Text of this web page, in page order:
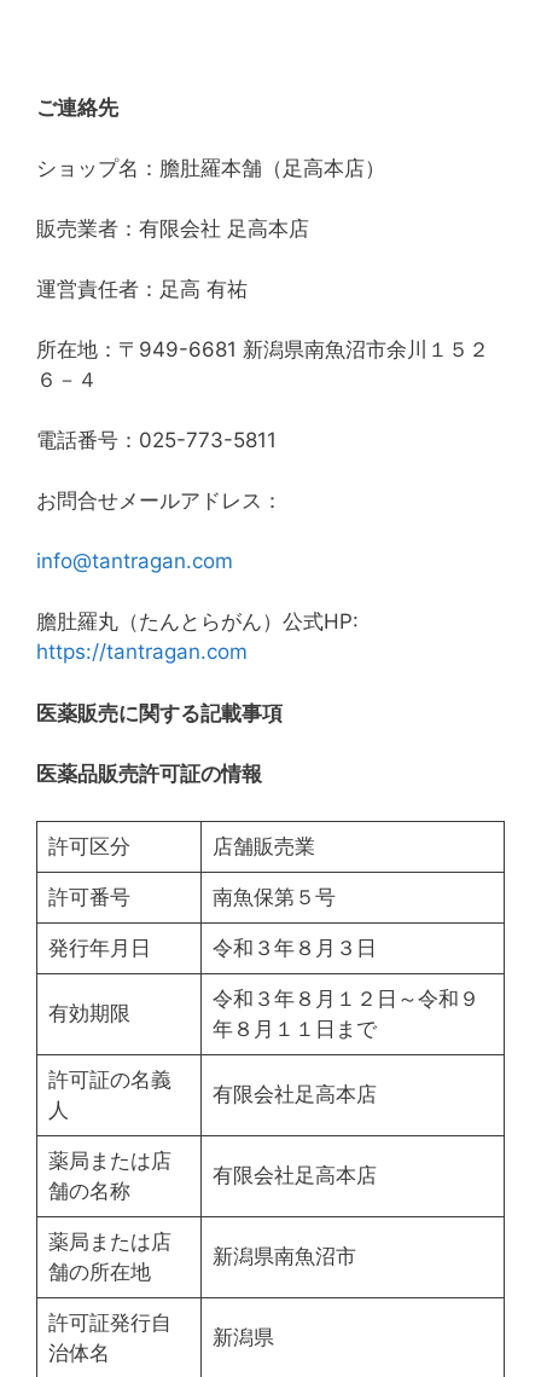
ご連絡先
ショップ名：膽肚羅本舗（足高本店）
販売業者：有限会社 足高本店
運営責任者：足高 有祐
所在地：〒949-6681 新潟県南魚沼市余川１５２
６－４
電話番号：025-773-5811
お問合せメールアドレス：
info@tantragan.com
膽肚羅丸（たんとらがん）公式HP:
https://tantragan.com
医薬販売に関する記載事項
医薬品販売許可証の情報
許可区分 店舗販売業
許可番号 南魚保第５号
発行年月日 令和３年８月３日
有効期限
令和３年８月１２日～令和９
年８月１１日まで
許可証の名義
人
有限会社足高本店
薬局または店
舗の名称
有限会社足高本店
薬局または店
舗の所在地
新潟県南魚沼市
許可証発行自
治体名
新潟県